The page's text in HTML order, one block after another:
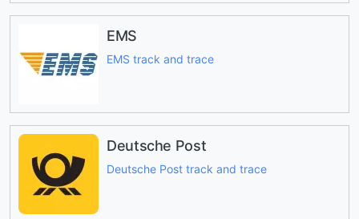
EMS
EMS track and trace
Deutsche Post
Deutsche Post track and trace